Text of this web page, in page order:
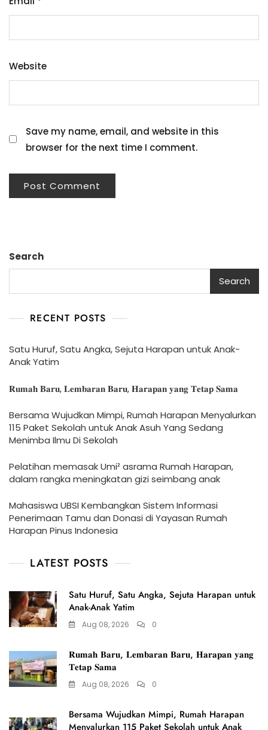
Website
Save my name, email, and website in this
browser for the next time I comment.
Search
Search
RECENT POSTS
Satu Huruf, Satu Angka, Sejuta Harapan untuk Anak-
Anak Yatim
𝐑𝐮𝐦𝐚𝐡 𝐁𝐚𝐫𝐮, 𝐋𝐞𝐦𝐛𝐚𝐫𝐚𝐧 𝐁𝐚𝐫𝐮, 𝐇𝐚𝐫𝐚𝐩𝐚𝐧 𝐲𝐚𝐧𝐠 𝐓𝐞𝐭𝐚𝐩 𝐒𝐚𝐦𝐚
Bersama Wujudkan Mimpi, Rumah Harapan Menyalurkan
115 Paket Sekolah untuk Anak Asuh Yang Sedang
Menimba Ilmu Di Sekolah
Pelatihan memasak Umi² asrama Rumah Harapan,
dalam rangka meningkatan gizi seimbang anak
Mahasiswa UBSI Kembangkan Sistem Informasi
Penerimaan Tamu dan Donasi di Yayasan Rumah
Harapan Pinus Indonesia
LATEST POSTS
Satu Huruf, Satu Angka, Sejuta Harapan untuk
Anak-Anak Yatim
Aug 08, 2026 0
𝐑𝐮𝐦𝐚𝐡 𝐁𝐚𝐫𝐮, 𝐋𝐞𝐦𝐛𝐚𝐫𝐚𝐧 𝐁𝐚𝐫𝐮, 𝐇𝐚𝐫𝐚𝐩𝐚𝐧 𝐲𝐚𝐧𝐠
𝐓𝐞𝐭𝐚𝐩 𝐒𝐚𝐦𝐚
Aug 08, 2026 0
Bersama Wujudkan Mimpi, Rumah Harapan
Menyalurkan 115 Paket Sekolah untuk Anak